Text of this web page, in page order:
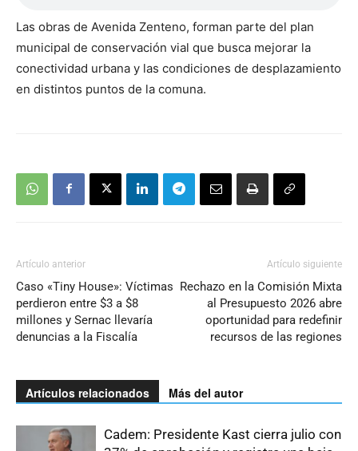
Las obras de Avenida Zenteno, forman parte del plan
municipal de conservación vial que busca mejorar la
conectividad urbana y las condiciones de desplazamiento
en distintos puntos de la comuna.
Artículo anterior
Caso «Tiny House»: Víctimas
perdieron entre $3 a $8
millones y Sernac llevaría
denuncias a la Fiscalía
Artículo siguiente
Rechazo en la Comisión Mixta
al Presupuesto 2026 abre
oportunidad para redefinir
recursos de las regiones
Artículos relacionados Más del autor
Cadem: Presidente Kast cierra julio con